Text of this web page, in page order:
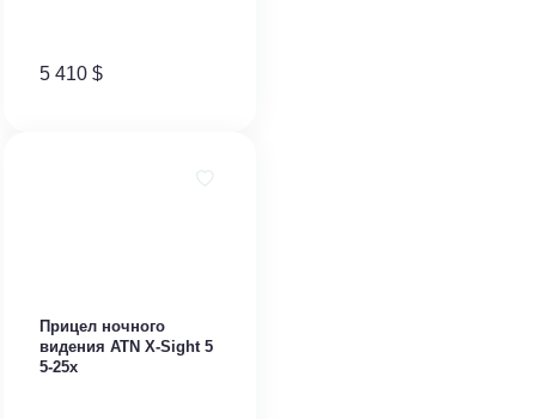
5 410 $
Прицел ночного
видения ATN X-Sight 5
5-25x